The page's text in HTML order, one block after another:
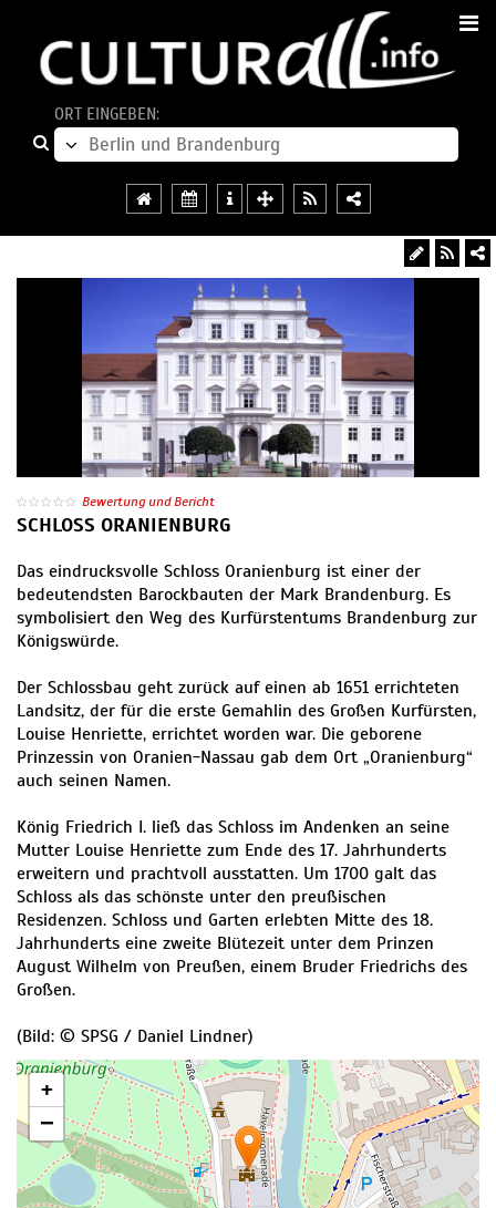
ORT EINGEBEN:
Bewertung und Bericht
SCHLOSS ORANIENBURG
Das eindrucksvolle Schloss Oranienburg ist einer der
bedeutendsten Barockbauten der Mark Brandenburg. Es
symbolisiert den Weg des Kurfürstentums Brandenburg zur
Königswürde.
Der Schlossbau geht zurück auf einen ab 1651 errichteten
Landsitz, der für die erste Gemahlin des Großen Kurfürsten,
Louise Henriette, errichtet worden war. Die geborene
Prinzessin von Oranien-Nassau gab dem Ort „Oranienburg“
auch seinen Namen.
König Friedrich I. ließ das Schloss im Andenken an seine
Mutter Louise Henriette zum Ende des 17. Jahrhunderts
erweitern und prachtvoll ausstatten. Um 1700 galt das
Schloss als das schönste unter den preußischen
Residenzen. Schloss und Garten erlebten Mitte des 18.
Jahrhunderts eine zweite Blütezeit unter dem Prinzen
August Wilhelm von Preußen, einem Bruder Friedrichs des
Großen.
(Bild: © SPSG / Daniel Lindner)
+
−